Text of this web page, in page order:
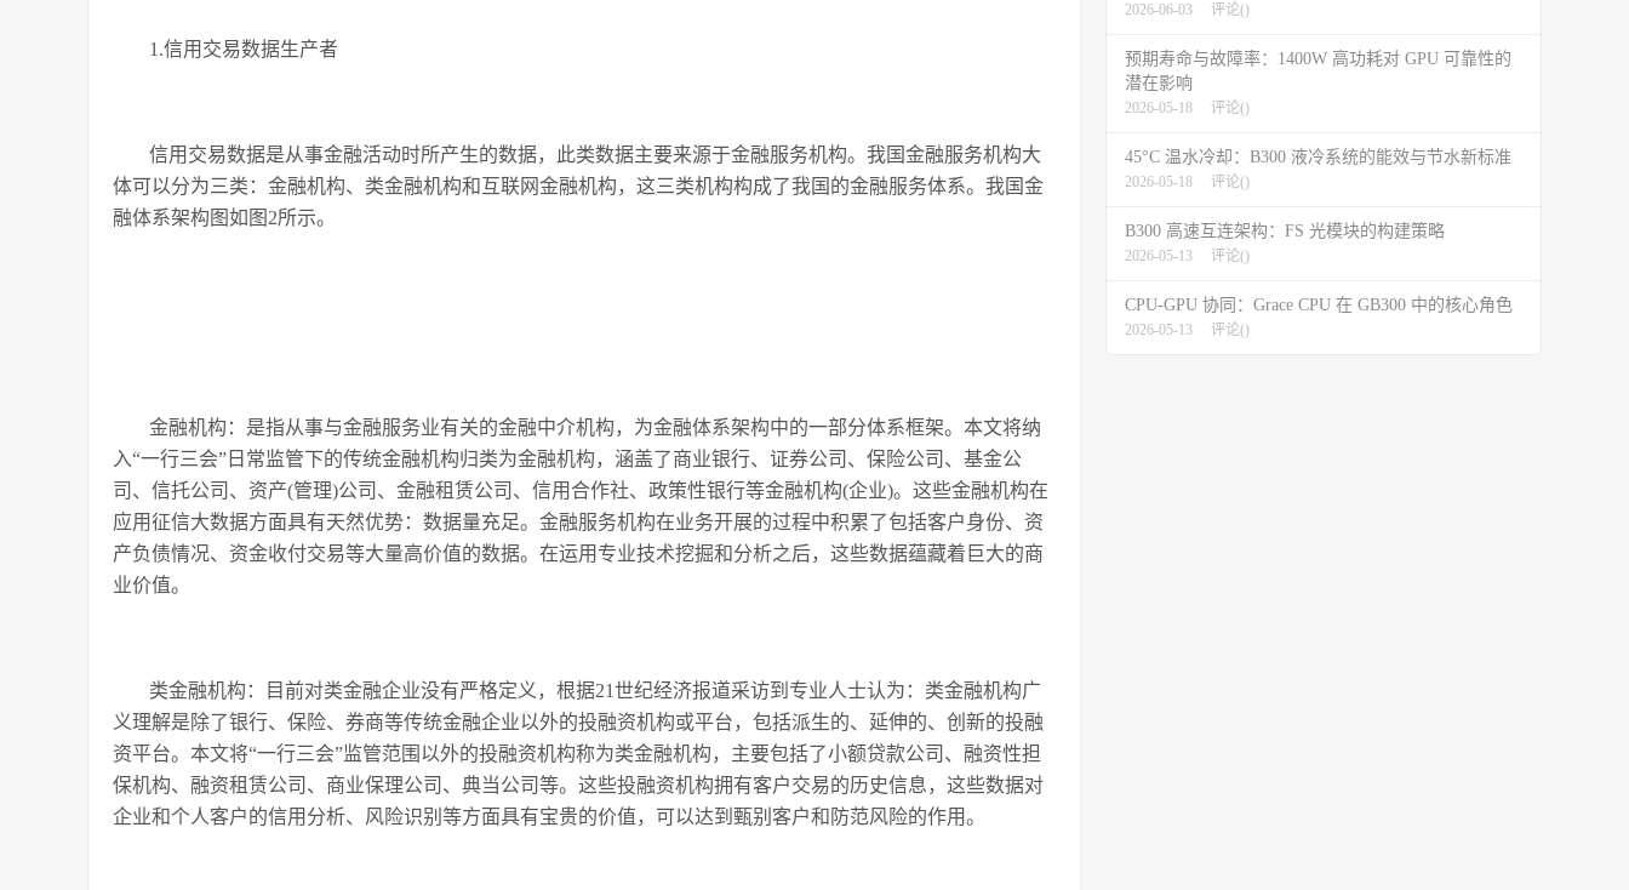
1.信用交易数据生产者
信用交易数据是从事金融活动时所产生的数据，此类数据主要来源于金融服务机构。我国金融服务机构大
体可以分为三类：金融机构、类金融机构和互联网金融机构，这三类机构构成了我国的金融服务体系。我国金
融体系架构图如图2所示。
金融机构：是指从事与金融服务业有关的金融中介机构，为金融体系架构中的一部分体系框架。本文将纳
入“一行三会”日常监管下的传统金融机构归类为金融机构，涵盖了商业银行、证券公司、保险公司、基金公
司、信托公司、资产(管理)公司、金融租赁公司、信用合作社、政策性银行等金融机构(企业)。这些金融机构在
应用征信大数据方面具有天然优势：数据量充足。金融服务机构在业务开展的过程中积累了包括客户身份、资
产负债情况、资金收付交易等大量高价值的数据。在运用专业技术挖掘和分析之后，这些数据蕴藏着巨大的商
业价值。
类金融机构：目前对类金融企业没有严格定义，根据21世纪经济报道采访到专业人士认为：类金融机构广
义理解是除了银行、保险、券商等传统金融企业以外的投融资机构或平台，包括派生的、延伸的、创新的投融
资平台。本文将“一行三会”监管范围以外的投融资机构称为类金融机构，主要包括了小额贷款公司、融资性担
保机构、融资租赁公司、商业保理公司、典当公司等。这些投融资机构拥有客户交易的历史信息，这些数据对
企业和个人客户的信用分析、风险识别等方面具有宝贵的价值，可以达到甄别客户和防范风险的作用。
2026-06-03 评论()
预期寿命与故障率：1400W 高功耗对 GPU 可靠性的
潜在影响
2026-05-18 评论()
45°C 温水冷却：B300 液冷系统的能效与节水新标准
2026-05-18 评论()
B300 高速互连架构：FS 光模块的构建策略
2026-05-13 评论()
CPU-GPU 协同：Grace CPU 在 GB300 中的核心角色
2026-05-13 评论()